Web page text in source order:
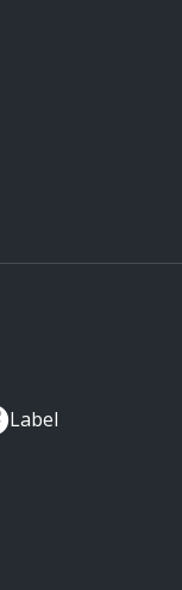
Label